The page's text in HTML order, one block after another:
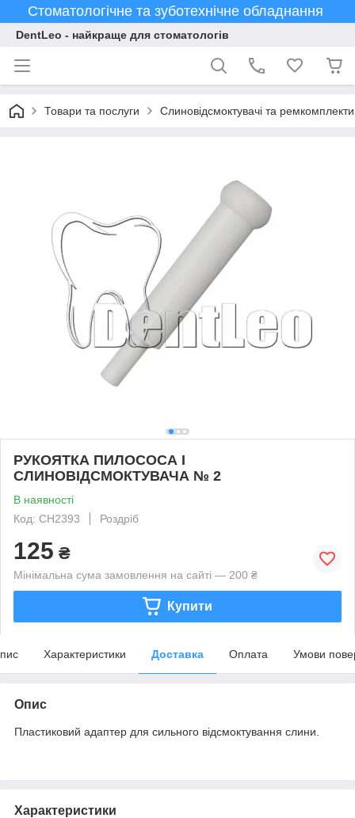
Стоматологічне та зуботехнічне обладнання
DentLeo - найкраще для стоматологів
Товари та послуги Слиновідсмоктувачі та ремкомплекти
РУКОЯТКА ПИЛОСОСА І
СЛИНОВІДСМОКТУВАЧА № 2
В наявності
Код: CH2393
Роздріб
125 ₴
Мінімальна сума замовлення на сайті — 200 ₴
Купити
Характеристики Доставка Оплата Умови
Опис
Пластиковий адаптер для сильного відсмоктування слини.
Характеристики